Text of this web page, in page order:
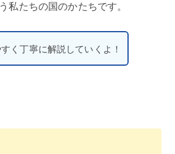
私たちの国のかたちです。
く丁寧に解説していくよ！